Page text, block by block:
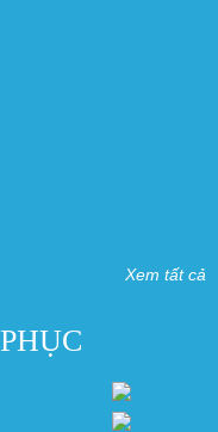
Xem tất cả